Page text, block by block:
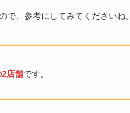
、参考にしてみてくださいね。
店舗です。